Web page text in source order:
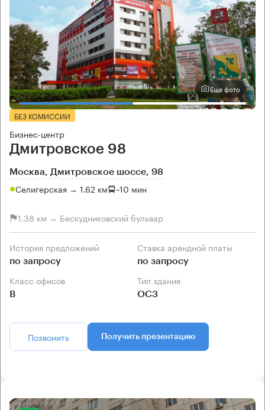
Еще фото
БЕЗ КОМИССИИ
Бизнес-центр
Дмитровское 98
Москва, Дмитровское шоссе, 98
Селигерская → 1.62 км ~10 мин
1.38 км → Бескудниковский бульвар
История предложений
по запросу
Ставка арендной платы
по запросу
Класс офисов
B
Тип здания
ОСЗ
Позвонить Получить презентацию